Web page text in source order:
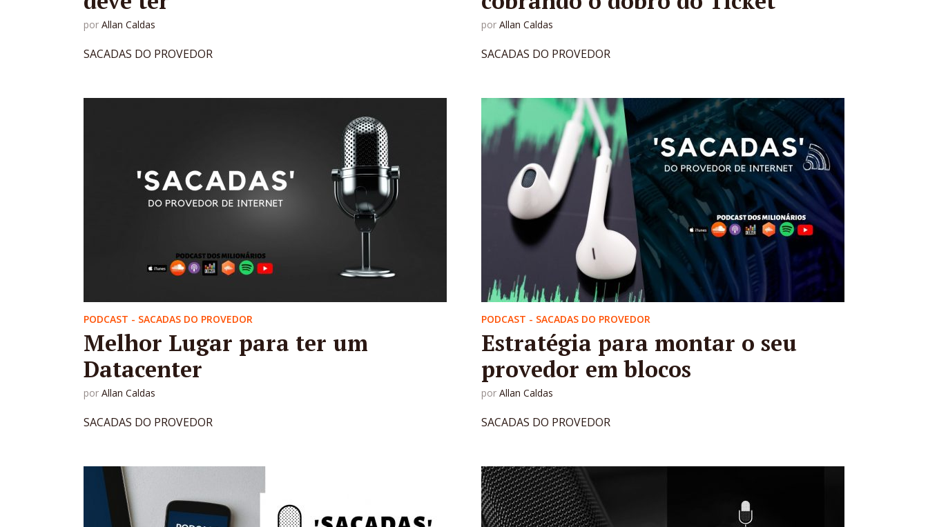
por Allan Caldas
SACADAS DO PROVEDOR
por Allan Caldas
SACADAS DO PROVEDOR
PODCAST - SACADAS DO PROVEDOR
Melhor Lugar para ter um
Datacenter
por Allan Caldas
SACADAS DO PROVEDOR
PODCAST - SACADAS DO PROVEDOR
Estratégia para montar o seu
provedor em blocos
por Allan Caldas
SACADAS DO PROVEDOR